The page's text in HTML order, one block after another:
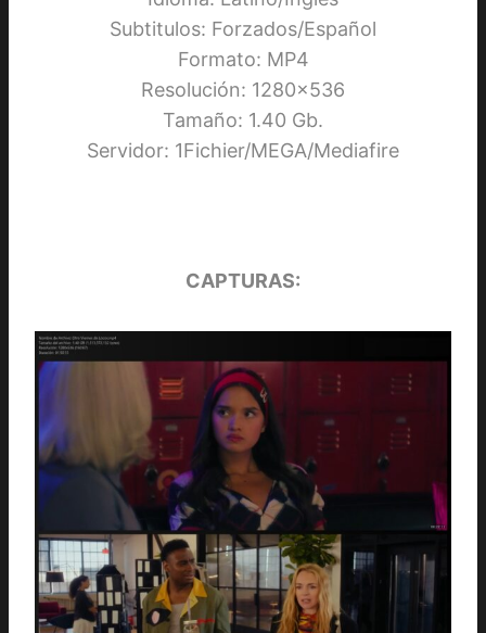
Subtitulos: Forzados/Español
Formato: MP4
Resolución: 1280×536
Tamaño: 1.40 Gb.
Servidor: 1Fichier/MEGA/Mediafire
CAPTURAS: